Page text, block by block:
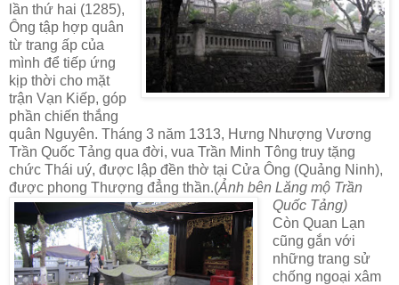
lần thứ hai (1285),
Ông tập hợp quân
từ trang ấp của
mình để tiếp ứng
kịp thời cho mặt
trận Vạn Kiếp, góp
phần chiến thắng
quân Nguyên. Tháng 3 năm 1313, Hưng Nhượng Vương
Trần Quốc Tảng qua đời, vua Trần Minh Tông truy tặng
chức Thái uý, được lập đền thờ tại Cửa Ông (Quảng Ninh),
được phong Thượng đẳng thần.(Ảnh bên Lăng mộ Trần
Quốc Tảng)
Còn Quan Lạn
cũng gắn với
những trang sử
chống ngoại xâm